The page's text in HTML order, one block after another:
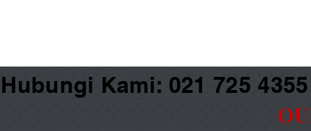
Kami: 021 725